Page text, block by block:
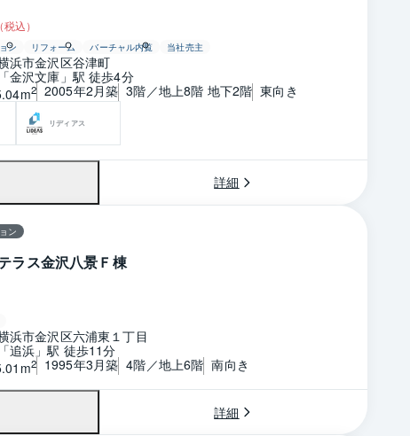
（税込）
ン リフォーム バーチャル内覧 当社売主
浜市金沢区谷津町
金沢文庫」駅 徒歩4分
2 2005年2月築 3階／地上8階 地下2階 東向き
リディアス
詳細
ン
ラス金沢八景Ｆ棟
浜市金沢区六浦東１丁目
追浜」駅 徒歩11分
2 1995年3月築 4階／地上6階 南向き
詳細